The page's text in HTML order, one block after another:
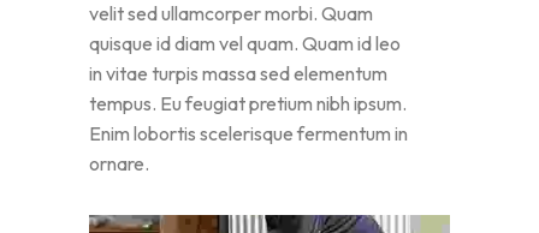
velit sed ullamcorper morbi. Quam
quisque id diam vel quam. Quam id leo
in vitae turpis massa sed elementum
tempus. Eu feugiat pretium nibh ipsum.
Enim lobortis scelerisque fermentum in
ornare.